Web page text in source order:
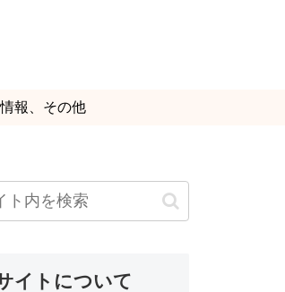
報、その他
イトについて